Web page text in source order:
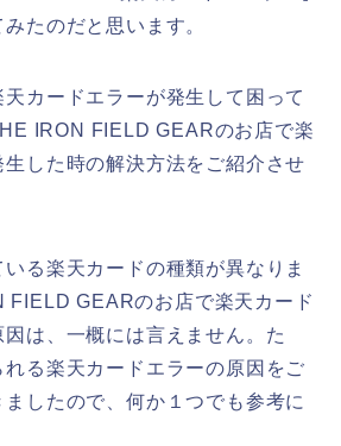
たのだと思います。
カードエラーが発生して困って
IRON FIELD GEARのお店で楽
した時の解決方法をご紹介させ
る楽天カードの種類が異なりま
FIELD GEARのお店で楽天カード
は、一概には言えません。た
る楽天カードエラーの原因をご
したので、何か１つでも参考に